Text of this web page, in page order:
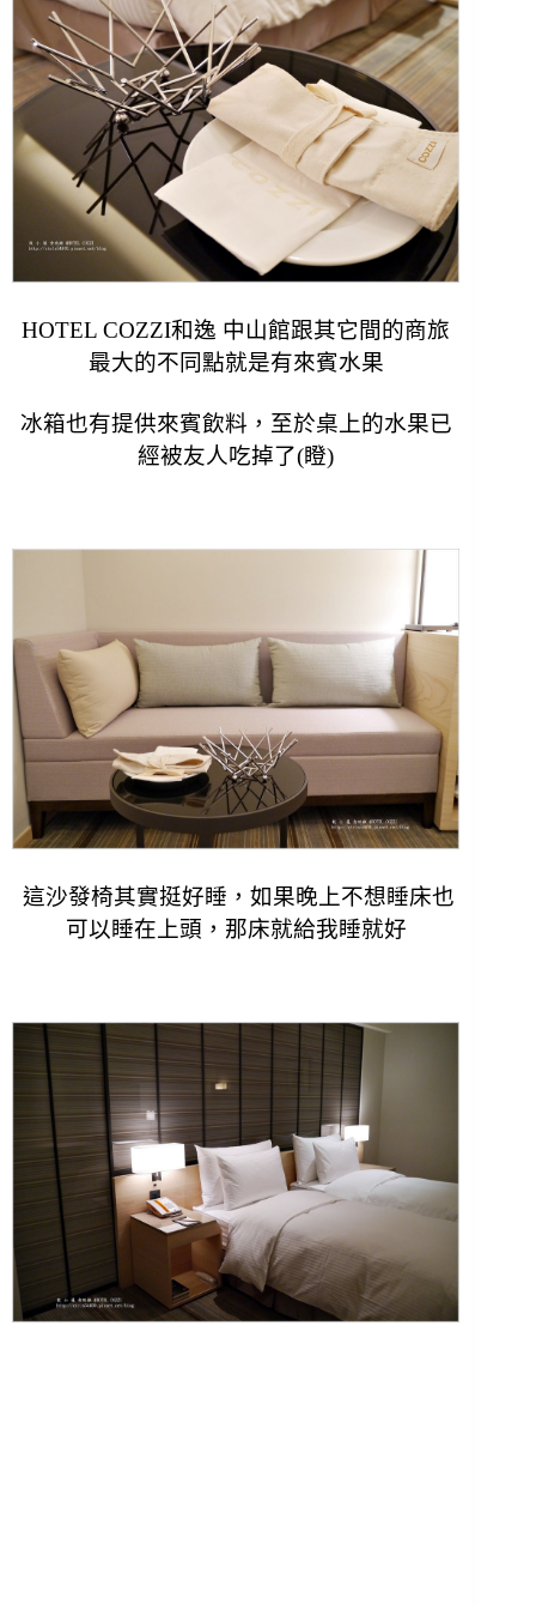
HOTEL COZZI和逸 中山館跟其它間的商旅
最大的不同點就是有來賓水果
冰箱也有提供來賓飲料， 至於桌上的水果已
經被友人吃掉了(瞪)
這沙發椅其實挺好睡，如果晚上不想睡床也
可以睡在上頭， 那床就給我睡就好